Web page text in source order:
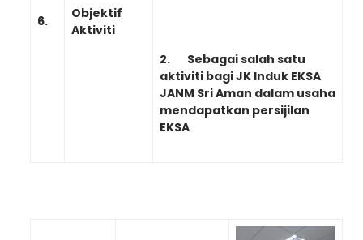
6.
Objektif
Aktiviti
2. Sebagai salah satu
aktiviti bagi JK Induk EKSA
JANM Sri Aman dalam usaha
mendapatkan persijilan
EKSA